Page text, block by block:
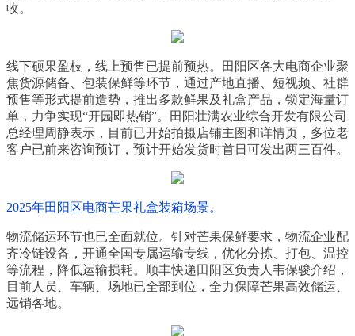
收。
线下硕果盈枝，线上预售已提前预热。田阳区各大电商企业聚
焦货源储备、包装保鲜等环节，通过产地直播、短视频、社群
预售等形式提前造势，推出多款鲜果及礼盒产品，锁定海量订
单，力争实现“开园即热销”。田阳壮满农业综合开发有限公司
总经理周静表示，目前已开始拍摄店铺主图和详情页，多位老
客户已前来咨询预订，预计开始发货时首日可发出两三百件。
2025年田阳区电商芒果礼盒装箱场景。
物流储运环节也已全面就位。针对芒果保鲜要求，物流企业配
齐冷链设备，开通全国专属运输专线，优化分拣、打包、温控
等流程，降低运输损耗。顺丰快递田阳区负责人韦保骏介绍，
目前人员、车辆、场地已全部到位，全力保障芒果高效储运、
远销各地。